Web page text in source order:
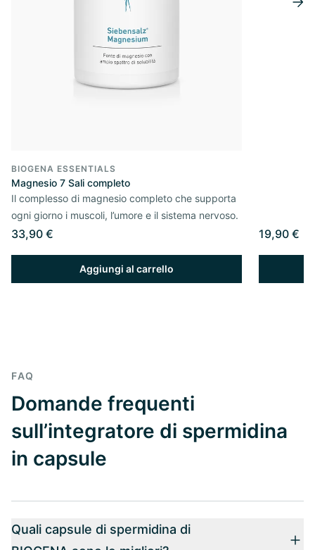
BIOGENA ESSENTIALS
Magnesio 7 Sali completo
Il complesso di magnesio completo che supporta
ogni giorno i muscoli, l’umore e il sistema nervoso.
33,90 €
Aggiungi al carrello
19,90 €
FAQ
Domande frequenti
sull’integratore di spermidina
in capsule
Quali capsule di spermidina di